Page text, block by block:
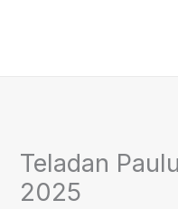
Teladan
2025